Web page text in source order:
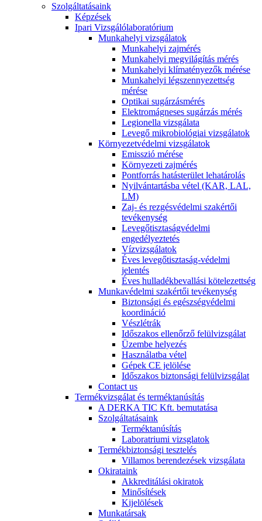
Szolgáltatásaink
Képzések
Ipari Vizsgálólaboratórium
Munkahelyi vizsgálatok
Munkahelyi zajmérés
Munkahelyi megvilágítás mérés
Munkahelyi klímatényezők mérése
Munkahelyi légszennyezettség
mérése
Optikai sugárzásmérés
Elektromágneses sugárzás mérés
Legionella vizsgálata
Levegő mikrobiológiai vizsgálatok
Környezetvédelmi vizsgálatok
Emisszió mérése
Környezeti zajmérés
Pontforrás hatásterület lehatárolás
Nyilvántartásba vétel (KAR, LAL,
LM)
Zaj- és rezgésvédelmi szakértői
tevékenység
Levegőtisztaságvédelmi
engedélyeztetés
Vízvizsgálatok
Éves levegőtisztaság-védelmi
jelentés
Éves hulladékbevallási kötelezettség
Munkavédelmi szakértői tevékenység
Biztonsági és egészségvédelmi
koordináció
Vészlétrák
Időszakos ellenőrző felülvizsgálat
Üzembe helyezés
Használatba vétel
Gépek CE jelölése
Időszakos biztonsági felülvizsgálat
Contact us
Termékvizsgálat és terméktanúsítás
A DERKA TIC Kft. bemutatása
Szolgáltatásaink
Terméktanúsítás
Laboratriumi vizsglatok
Termékbiztonsági tesztelés
Villamos berendezések vizsgálata
Okirataink
Akkreditálási okiratok
Minősítések
Kijelölések
Munkatársak